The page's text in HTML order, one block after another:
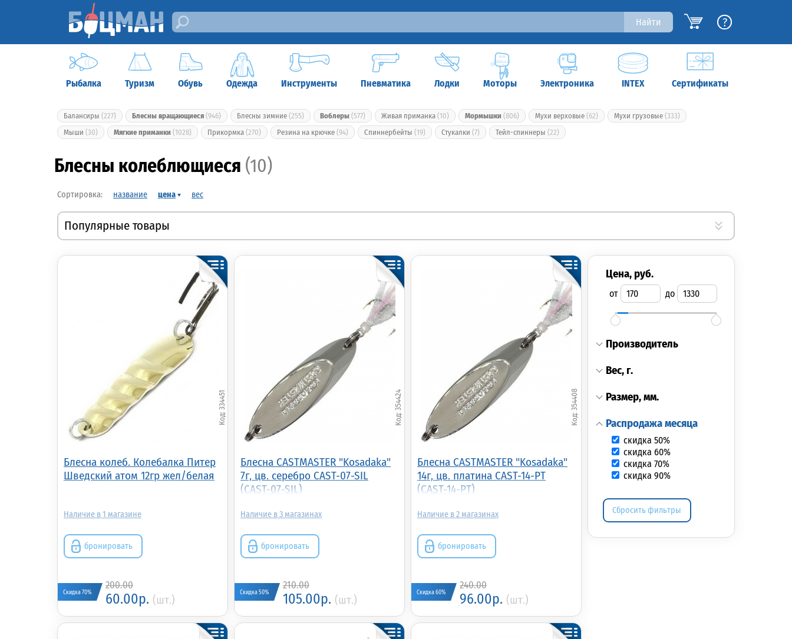
Найти ?
Рыбалка Туризм Обувь Одежда Инструменты Пневматика Лодки Моторы Электроника INTEX Сертификаты
Балансиры (227) Блесны вращающиеся (946) Блесны зимние (255) Воблеры (577) Живая приманка (10) Мормышки (806) Мухи верховые (62) Мухи грузовые (333)
Мыши (30) Мягкие приманки (1028) Прикормка (270) Резина на крючке (94) Спиннербейты (19) Стукалки (7) Тейл-спиннеры (22)
Блесны колеблющиеся (10)
название цена вес
Популярные товары
Блесна колеб. Mepps
SILVER/Black (sp-2-a-
1 075.00р.(шт.)
Блесна колеб. Akara
1025 Prohorovka 18 гр.
001/Cu (BL-1025-18-
Блесна колеб. Mepps
SYCLOPS, 3,
Tiger/Gold (sp-3-t)
1 275.00р.(шт.)
Блесна колеб. Akara
(шт.)
Блесна колеб. Mepps
SYCLOPS, 1, Tiger/Gold
(sp-1-t)
915.00р. (шт.)
1025 Prohorovka 25 гр.
(шт.)
Блесна колеб. Колебалка Питер
Шведский атом 12гр жел/белая
334451
1
бронировать
Скидка 70%
200.00
60.00р. (шт.)
Блесна CASTMASTER "Kosadaka"
7г, цв. серебро CAST-07-SIL
(CAST-07-SIL)
354424
3
бронировать
Скидка 50%
210.00
105.00р. (шт.)
Блесна CASTMASTER "Kosadaka"
14г, цв. платина CAST-14-PT
(CAST-14-PT)
354408
2
бронировать
Скидка 60%
240.00
96.00р. (шт.)
цена, руб.
от до
производитель
вес, г.
размер, мм.
распродажа месяца
скидка 50%
скидка 60%
скидка 70%
скидка 90%
Сбросить фильтры